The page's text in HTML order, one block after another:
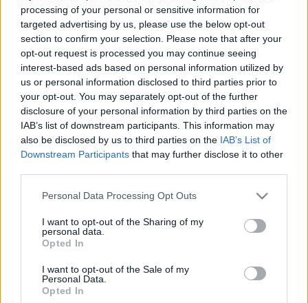
processing of your personal or sensitive information for
targeted advertising by us, please use the below opt-out
section to confirm your selection. Please note that after your
opt-out request is processed you may continue seeing
interest-based ads based on personal information utilized by
us or personal information disclosed to third parties prior to
your opt-out. You may separately opt-out of the further
disclosure of your personal information by third parties on the
IAB’s list of downstream participants. This information may
also be disclosed by us to third parties on the IAB’s List of
Downstream Participants that may further disclose it to other
Please note that this website/app uses one or more Google
not limited to your visit or usage behaviour. You may click to
grant or deny consent to Google and its third-party tags to
use your data for below specified purposes in below Google
consent section.
Personal Data Processing Opt Outs
I want to opt-out of the Sharing of my
personal data.
Opted In
I want to opt-out of the Sale of my
Personal Data.
Opted In
Mitrofanovs
LKSplāno rīkot protesta akciju pret
Uzvaras pieminekļa nojaukšanu,
vēlas ierosināt referendumu par
pieminekļu likteni
Arītiesa piekrīt Rīgas pašvaldības
lēmumam aizliegt LKS plānoto
gājienu
Mitrofanovs: Cilvēkiem 9.maijā
pieminekļa Pārdaugavā
Kā krievvalodīgie Latvijā uztver karu
Ukrainā? Komentē Mitrofanovs